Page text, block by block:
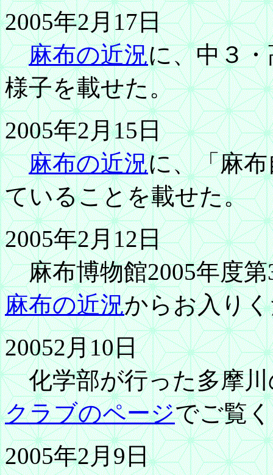
2005年2月17日
麻布の近況に、中３
様子を載せた。
2005年2月15日
麻布の近況に、「麻
ていることを載せた。
2005年2月12日
麻布博物館2005年度第
麻布の近況からお入り
20052月10日
化学部が行った多摩川
クラブのページでご覧
2005年2月9日